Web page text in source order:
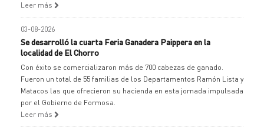
Leer más
03-08-2026
Se desarrolló la cuarta Feria Ganadera Paippera en la
localidad de El Chorro
Con éxito se comercializaron más de 700 cabezas de ganado.
Fueron un total de 55 familias de los Departamentos Ramón Lista y
Matacos las que ofrecieron su hacienda en esta jornada impulsada
por el Gobierno de Formosa.
Leer más